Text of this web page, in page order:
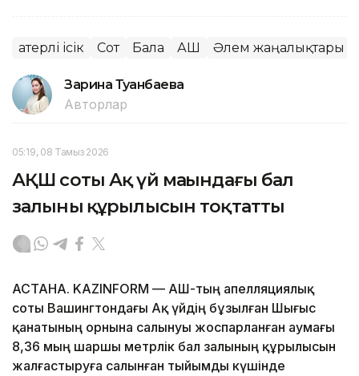
Қатерлі ісік Сот Бала АҚШ Әлем жаңалықтары
Зарина Туғанбаева
Авторлар
05:19, 08 Тамыз 2026
АҚШ соты Ақ үй маңындағы бал
залының құрылысын тоқтатты
АСТАНА. KAZINFORM — АҚШ-тың апелляциялық
соты Вашингтондағы Ақ үйдің бұзылған Шығыс
қанатының орнына салынуы жоспарланған аумағы
8,36 мың шаршы метрлік бал залының құрылысын
жалғастыруға салынған тыйымды күшінде